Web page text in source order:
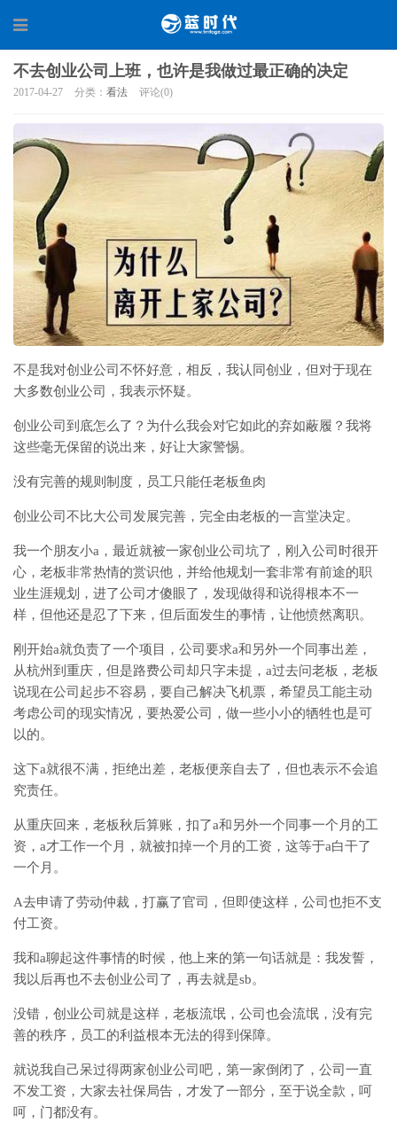
不去创业公司上班，也许是我做过最正确的决定
2017-04-27 分类： 看法 评论(0)
不是我对创业公司不怀好意，相反，我认同创业，但对于现在
大多数创业公司，我表示怀疑。
创业公司到底怎么了？为什么我会对它如此的弃如蔽履？我将
这些毫无保留的说出来，好让大家警惕。
没有完善的规则制度，员工只能任老板鱼肉
创业公司不比大公司发展完善，完全由老板的一言堂决定。
我一个朋友小a，最近就被一家创业公司坑了，刚入公司时很开
心，老板非常热情的赏识他，并给他规划一套非常有前途的职
业生涯规划，进了公司才傻眼了，发现做得和说得根本不一
样，但他还是忍了下来，但后面发生的事情，让他愤然离职。
刚开始a就负责了一个项目，公司要求a和另外一个同事出差，
从杭州到重庆，但是路费公司却只字未提，a过去问老板，老板
说现在公司起步不容易，要自己解决飞机票，希望员工能主动
考虑公司的现实情况，要热爱公司，做一些小小的牺牲也是可
以的。
这下a就很不满，拒绝出差，老板便亲自去了，但也表示不会追
究责任。
从重庆回来，老板秋后算账，扣了a和另外一个同事一个月的工
资，a才工作一个月，就被扣掉一个月的工资，这等于a白干了
一个月。
A去申请了劳动仲裁，打赢了官司，但即使这样，公司也拒不支
付工资。
我和a聊起这件事情的时候，他上来的第一句话就是：我发誓，
我以后再也不去创业公司了，再去就是sb。
没错，创业公司就是这样，老板流氓，公司也会流氓，没有完
善的秩序，员工的利益根本无法的得到保障。
就说我自己呆过得两家创业公司吧，第一家倒闭了，公司一直
不发工资，大家去社保局告，才发了一部分，至于说全款，呵
呵，门都没有。